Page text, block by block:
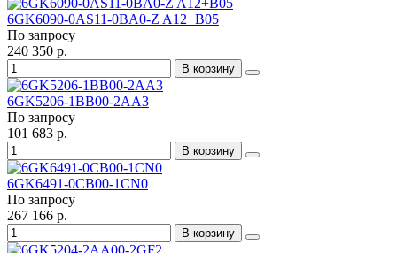
6GK6090-0AS11-0BA0-Z A12+B05
По запросу
240 350 р.
В корзину
6GK5206-1BB00-2AA3
По запросу
101 683 р.
В корзину
6GK6491-0CB00-1CN0
По запросу
267 166 р.
В корзину